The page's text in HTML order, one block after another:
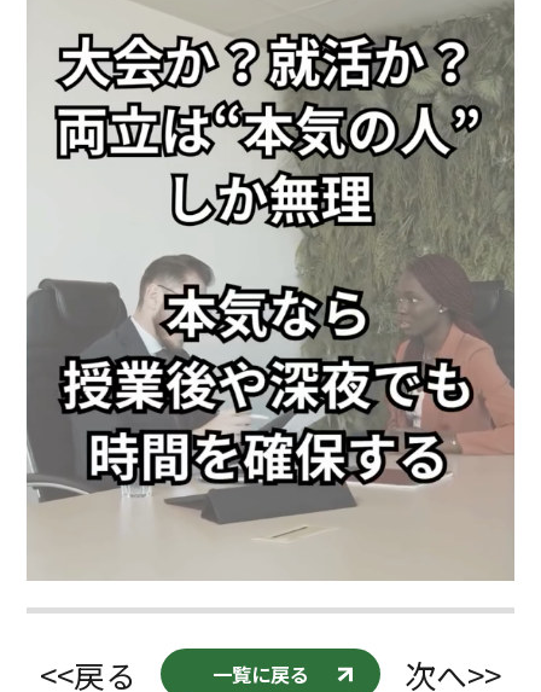
<<戻る 一覧に戻る 次へ>>